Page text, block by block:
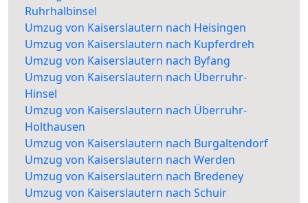
Ruhrhalbinsel
Umzug von Kaiserslautern nach Heisingen
Umzug von Kaiserslautern nach Kupferdreh
Umzug von Kaiserslautern nach Byfang
Umzug von Kaiserslautern nach Überruhr-
Hinsel
Umzug von Kaiserslautern nach Überruhr-
Holthausen
Umzug von Kaiserslautern nach Burgaltendorf
Umzug von Kaiserslautern nach Werden
Umzug von Kaiserslautern nach Bredeney
Umzug von Kaiserslautern nach Schuir